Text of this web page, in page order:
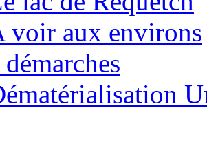
voir aux environs